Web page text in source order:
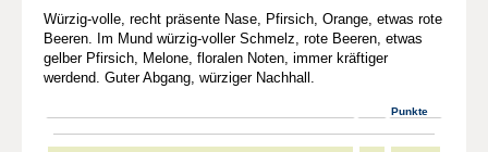
Würzig-volle, recht präsente Nase, Pfirsich, Orange, etwas rote
Beeren. Im Mund würzig-voller Schmelz, rote Beeren, etwas
gelber Pfirsich, Melone, floralen Noten, immer kräftiger
werdend. Guter Abgang, würziger Nachhall.
Punkte